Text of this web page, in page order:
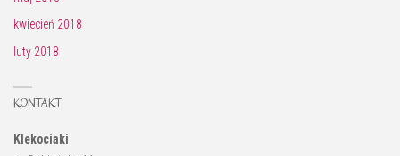
kwiecień 2018
luty 2018
KONTAKT
Klekociaki